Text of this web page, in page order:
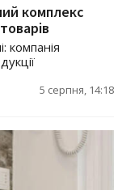
комплекс
компанія
5 серпня, 14:18